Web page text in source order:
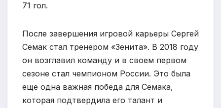
71 гол.
После завершения игровой карьеры Сергей
Семак стал тренером «Зенита». В 2018 году
он возглавил команду и в своем первом
сезоне стал чемпионом России. Это была
еще одна важная победа для Семака,
которая подтвердила его талант и